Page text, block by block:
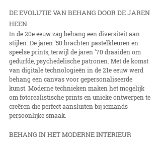
DE EVOLUTIE VAN BEHANG DOOR DE JAREN
HEEN
In de 20e eeuw zag behang een diversiteit aan
stijlen. De jaren '50 brachten pastelkleuren en
speelse prints, terwijl de jaren '70 draaiden om
gedurfde, psychedelische patronen. Met de komst
van digitale technologieën in de 21e eeuw werd
behang een canvas voor gepersonaliseerde
kunst. Moderne technieken maken het mogelijk
om fotorealistische prints en unieke ontwerpen te
creëren die perfect aansluiten bij iemands
persoonlijke smaak.
BEHANG IN HET MODERNE INTERIEUR